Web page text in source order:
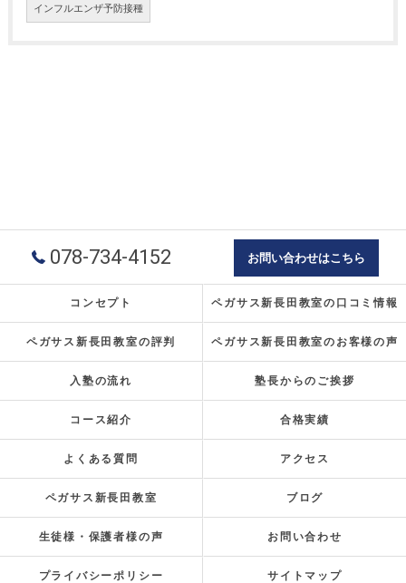
インフルエンザ予防接種
078-734-4152 お問い合わせはこちら
コンセプト ペガサス新長田教室の口コミ情報
ペガサス新長田教室の評判 ペガサス新長田教室のお客様の声
入塾の流れ 塾長からのご挨拶
コース紹介 合格実績
よくある質問 アクセス
ペガサス新長田教室 ブログ
生徒様・保護者様の声 お問い合わせ
プライバシーポリシー サイトマップ